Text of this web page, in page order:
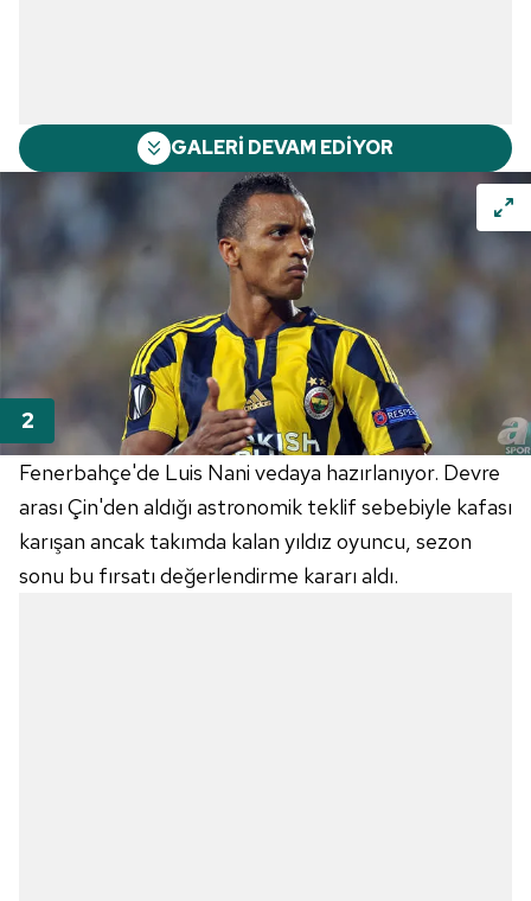
GALERİ DEVAM EDİYOR
Fenerbahçe'de Luis Nani vedaya hazırlanıyor. Devre
arası Çin'den aldığı astronomik teklif sebebiyle kafası
karışan ancak takımda kalan yıldız oyuncu, sezon
sonu bu fırsatı değerlendirme kararı aldı.